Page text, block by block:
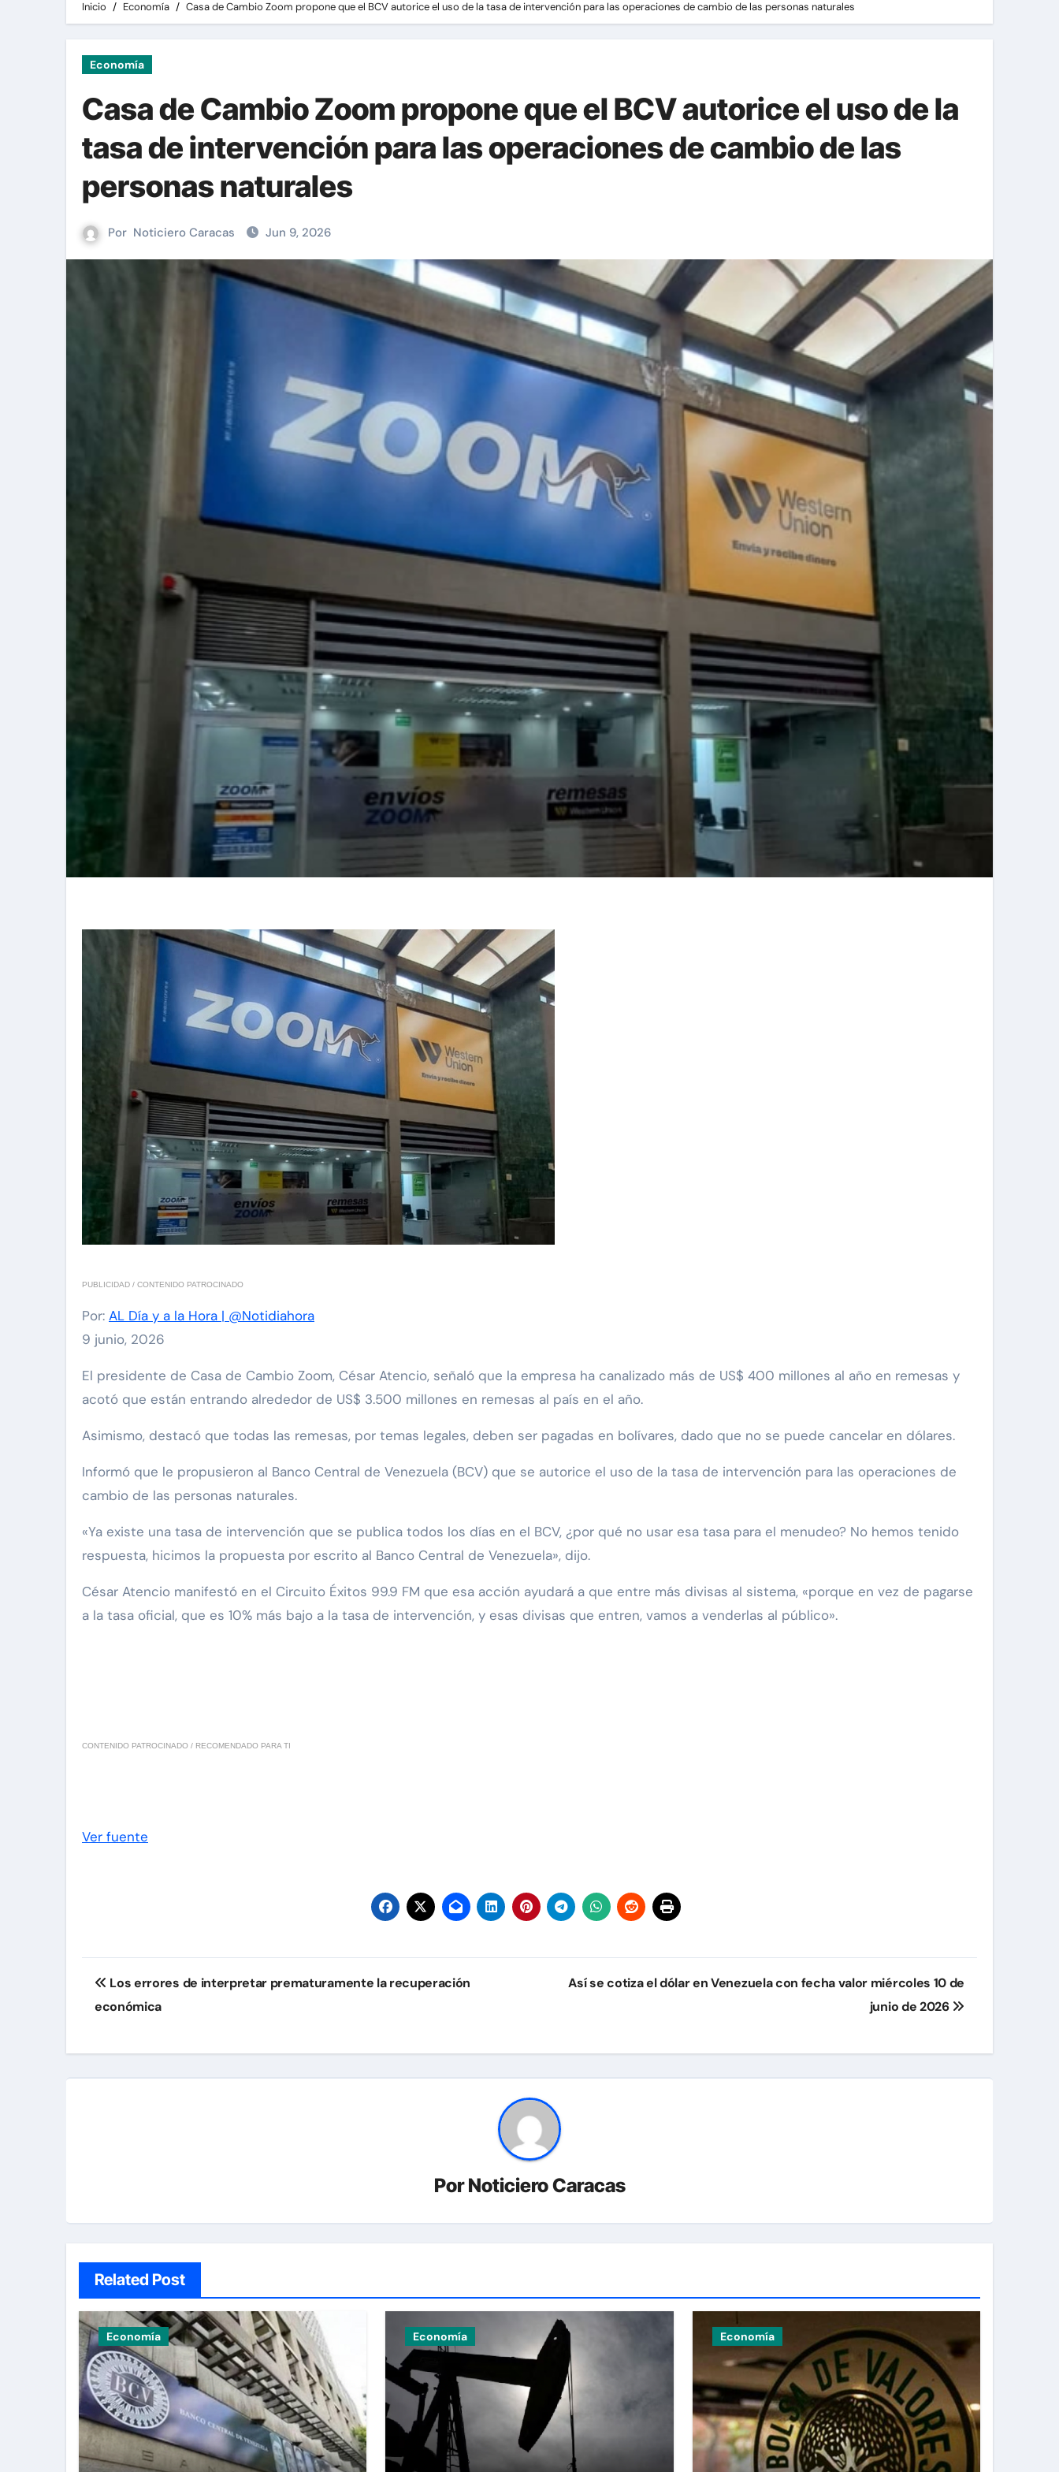
Inicio Economía Casa de Cambio Zoom propone que el BCV autorice el uso de la tasa de intervención para las operaciones de cambio de las personas naturales
Economía
Casa de Cambio Zoom propone que el BCV autorice el uso de la
tasa de intervención para las operaciones de cambio de las
personas naturales
Por Noticiero Caracas Jun 9, 2026
PUBLICIDAD / CONTENIDO PATROCINADO
Por: AL Día y a la Hora | @Notidiahora
9 junio, 2026
El presidente de Casa de Cambio Zoom, César Atencio, señaló que la empresa ha canalizado más de US$ 400 millones al año en remesas y
acotó que están entrando alrededor de US$ 3.500 millones en remesas al país en el año.
Asimismo, destacó que todas las remesas, por temas legales, deben ser pagadas en bolívares, dado que no se puede cancelar en dólares.
Informó que le propusieron al Banco Central de Venezuela (BCV) que se autorice el uso de la tasa de intervención para las operaciones de
cambio de las personas naturales.
«Ya existe una tasa de intervención que se publica todos los días en el BCV, ¿por qué no usar esa tasa para el menudeo? No hemos tenido
respuesta, hicimos la propuesta por escrito al Banco Central de Venezuela», dijo.
César Atencio manifestó en el Circuito Éxitos 99.9 FM que esa acción ayudará a que entre más divisas al sistema, «porque en vez de pagarse
a la tasa oficial, que es 10% más bajo a la tasa de intervención, y esas divisas que entren, vamos a venderlas al público».
CONTENIDO PATROCINADO / RECOMENDADO PARA TI
Ver fuente
Navegación
de
Los errores de interpretar prematuramente la recuperación
económica
Así se cotiza el dólar en Venezuela con fecha valor miércoles 10 de
junio de 2026
PorNoticiero Caracas
Related Post
Economía Economía Economía